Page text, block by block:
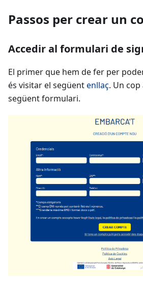
Passos per crear un
Accedir al formulari de
El primer que hem de fer per
és visitar el següentenllaç. Un
següent formulari.